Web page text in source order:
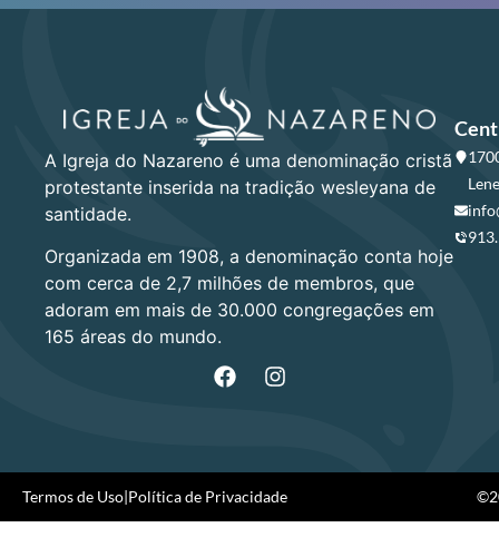
A Igreja do Nazareno é uma denominação cristã
protestante inserida na tradição wesleyana de
santidade.
Organizada em 1908, a denominação conta hoje
com cerca de 2,7 milhões de membros, que
adoram em mais de 30.000 congregações em
165 áreas do mundo.
Termos de Uso|Política de Privacidade